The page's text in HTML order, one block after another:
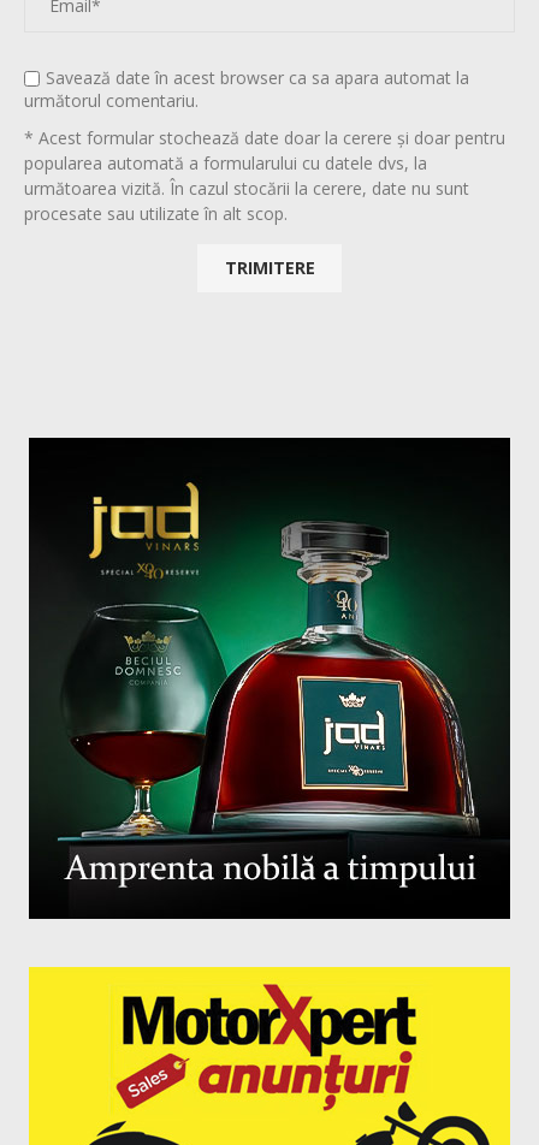
Savează date în acest browser ca sa apara automat la
următorul comentariu.
* Acest formular stochează date doar la cerere și doar pentru
popularea automată a formularului cu datele dvs, la
următoarea vizită. În cazul stocării la cerere, date nu sunt
procesate sau utilizate în alt scop.